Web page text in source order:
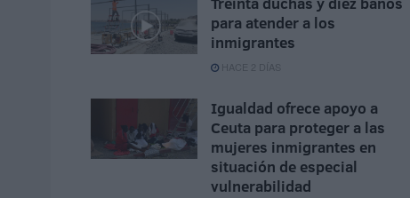
para atender a los
inmigrantes
HACE 2 DÍAS
Igualdad ofrece apoyo a
Ceuta para proteger a las
mujeres inmigrantes en
situación de especial
vulnerabilidad